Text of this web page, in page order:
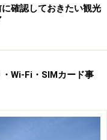
確認しておきたい観光
Wi-Fi・SIMカード事